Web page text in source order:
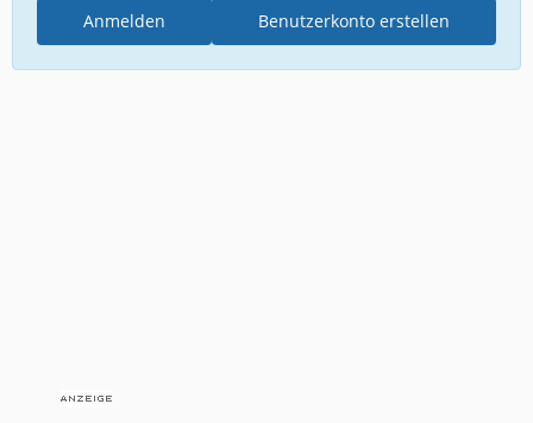
Benutzerkonto erstellen
Anmelden